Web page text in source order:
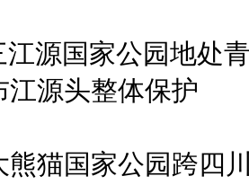
国家公园地处青
江源头整体保护
国家公园跨四川